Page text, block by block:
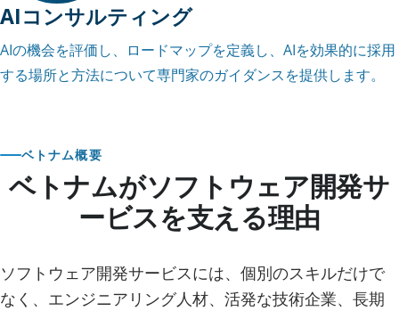
AIコンサルティング
AIの機会を評価し、ロードマップを定義し、AIを効果的に採用
する場所と方法について専門家のガイダンスを提供します。
ベトナム概要
ベトナムがソフトウェア開発サ
ービスを支える理由
ソフトウェア開発サービスには、個別のスキルだけで
なく、エンジニアリング人材、活発な技術企業、長期